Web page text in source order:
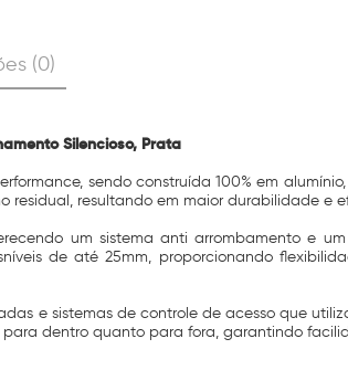
(0)
Silencioso, Prata
sendo construída 100% em
residual, resultando em maior durabilidade e
um sistema anti arrombamento e
de até 25mm, proporcionando
e sistemas de controle de acesso que
dentro quanto para fora, garantindo